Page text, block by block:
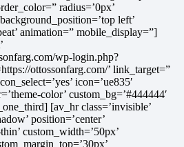
radius=’0px’
left’
animation=” mobile_display=”]
wp-login.php?
ottossonfarg.com/’ link_target=”
icon=’ue835′
color’ custom_bg=’#444444′
[av_hr class=’invisible’
position=’center’
custom_width=’50px’